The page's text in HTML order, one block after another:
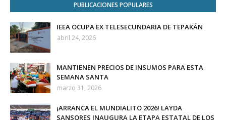
PUBLICACIONES POPULARES
IEEA OCUPA EX TELESECUNDARIA DE TEPAKÁN
abril 24, 2026
MANTIENEN PRECIOS DE INSUMOS PARA ESTA
SEMANA SANTA
marzo 31, 2026
¡ARRANCA EL MUNDIALITO 2026! LAYDA
SANSORES INAUGURA LA ETAPA ESTATAL DE LOS